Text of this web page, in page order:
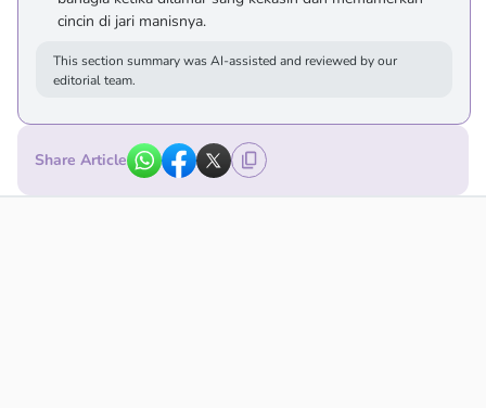
cincin di jari manisnya.
This section summary was AI-assisted and reviewed by our
editorial team.
Share Article